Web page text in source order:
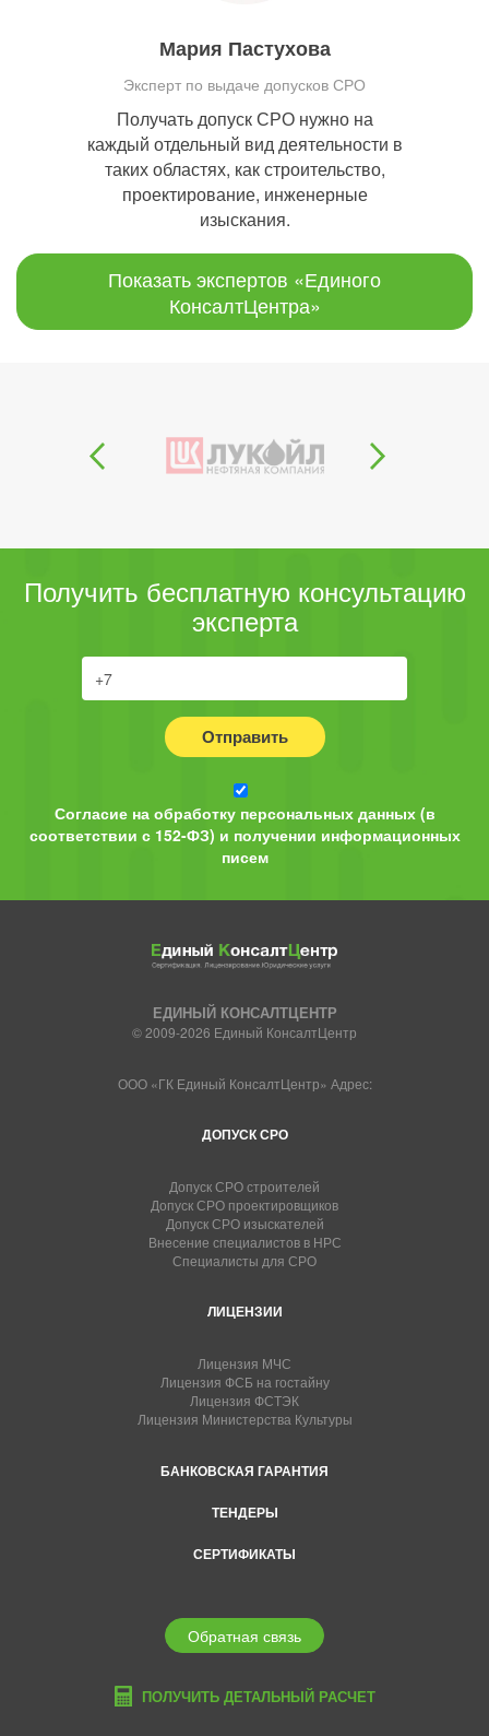
Мария Пастухова
Эксперт по выдаче допусков СРО
Получать допуск СРО нужно на
каждый отдельный вид деятельности в
таких областях, как строительство,
проектирование, инженерные
изыскания.
Показать экспертов «Единого
КонсалтЦентра»
Получить бесплатную консультацию
эксперта
Отправить
Согласие на обработку персональных данных (в
соответствии с 152-ФЗ) и получении информационных
писем
ЕДИНЫЙ КОНСАЛТЦЕНТР
© 2009-2026 Единый КонсалтЦентр
ООО «ГК Единый КонсалтЦентр» Адрес:
ДОПУСК СРО
Допуск СРО строителей
Допуск СРО проектировщиков
Допуск СРО изыскателей
Внесение специалистов в НРС
Специалисты для СРО
ЛИЦЕНЗИИ
Лицензия МЧС
Лицензия ФСБ на гостайну
Лицензия ФСТЭК
Лицензия Министерства Культуры
БАНКОВСКАЯ ГАРАНТИЯ
ТЕНДЕРЫ
СЕРТИФИКАТЫ
Обратная связь
ПОЛУЧИТЬ ДЕТАЛЬНЫЙ РАСЧЕТ